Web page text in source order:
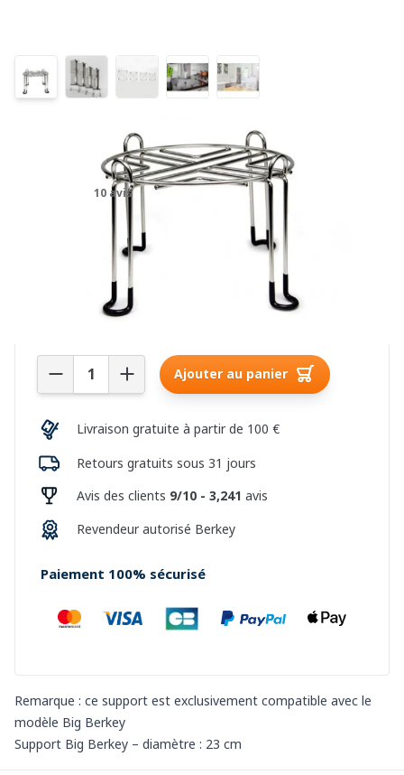
Support Big Berkey – diamètre :
10 avis
Remarque : ce support est exclusivement compatible avec le
modèle Big Berkey
Support Big Berkey – diamètre : 23 cm
Stock actuel : plus de 10 pièce(s) en stock
Quantité Ajouter au panier
Livraison gratuite à partir de 100 €
Retours gratuits sous 31 jours
Avis des clients 9/10 - 3,241 avis
Revendeur autorisé Berkey
Paiement 100% sécurisé